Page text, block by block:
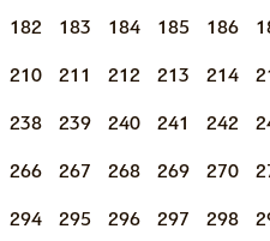
182 183 184 185 186
210 211 212 213 214
238 239 240 241 242
266 267 268 269 270
294 295 296 297 298